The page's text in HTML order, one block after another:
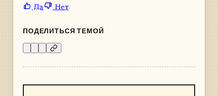
Да Нет
ПОДЕЛИТЬСЯ ТЕМОЙ